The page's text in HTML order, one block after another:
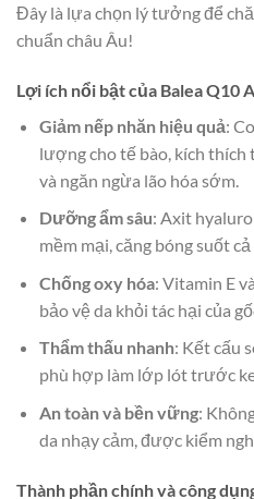
Đây là lựa chọn lý tưởng để
chuẩn châu Âu!
Lợi ích nổi bật của Balea Q10
Giảm nếp nhăn hiệu quả:
lượng cho tế bào, kích thích
và ngăn ngừa lão hóa sớm.
Dưỡng ẩm sâu: Axit
mềm mại, căng bóng suốt cả
Chống oxy hóa: Vitamin E
bảo vệ da khỏi tác hại của
Thẩm thấu nhanh: Kết cấu
phù hợp làm lớp lót trước
An toàn và bền vững:
da nhạy cảm, được kiểm
Thành phần chính và công